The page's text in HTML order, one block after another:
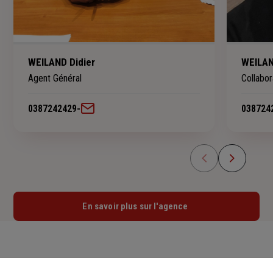
WEILAND Didier
Agent Général
0387242429-
En savoir plus sur l'agence